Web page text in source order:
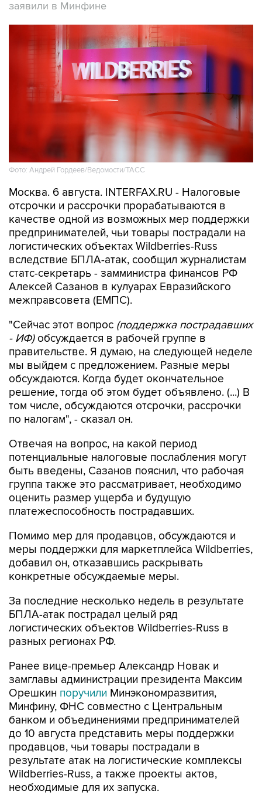
заявили в Минфине
Фото: Андрей Гордеев/Ведомости/ТАСС
Москва. 6 августа. INTERFAX.RU - Налоговые
отсрочки и рассрочки прорабатываются в
качестве одной из возможных мер поддержки
предпринимателей, чьи товары пострадали на
логистических объектах Wildberries-Russ
вследствие БПЛА-атак, сообщил журналистам
статс-секретарь - замминистра финансов РФ
Алексей Сазанов в кулуарах Евразийского
межправсовета (ЕМПС).
"Сейчас этот вопрос (поддержка пострадавших
- ИФ)обсуждается в рабочей группе в
правительстве. Я думаю, на следующей неделе
мы выйдем с предложением. Разные меры
обсуждаются. Когда будет окончательное
решение, тогда об этом будет объявлено. (...) В
том числе, обсуждаются отсрочки, рассрочки
по налогам", - сказал он.
Отвечая на вопрос, на какой период
потенциальные налоговые послабления могут
быть введены, Сазанов пояснил, что рабочая
группа также это рассматривает, необходимо
оценить размер ущерба и будущую
платежеспособность пострадавших.
Помимо мер для продавцов, обсуждаются и
меры поддержки для маркетплейса Wildberries,
добавил он, отказавшись раскрывать
конкретные обсуждаемые меры.
За последние несколько недель в результате
БПЛА-атак пострадал целый ряд
логистических объектов Wildberries-Russ в
разных регионах РФ.
Ранее вице-премьер Александр Новак и
замглавы администрации президента Максим
Орешкин поручили Минэкономразвития,
Минфину, ФНС совместно с Центральным
банком и объединениями предпринимателей
до 10 августа представить меры поддержки
продавцов, чьи товары пострадали в
результате атак на логистические комплексы
Wildberries-Russ, а также проекты актов,
необходимые для их запуска.